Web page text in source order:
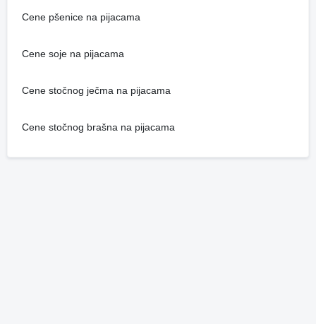
Cene pšenice na pijacama
Cene soje na pijacama
Cene stočnog ječma na pijacama
Cene stočnog brašna na pijacama